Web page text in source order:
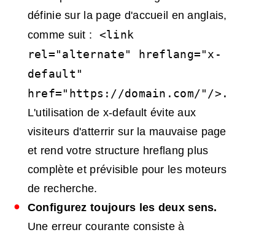
définie sur la page d'accueil en anglais,
comme suit : <link
rel="alternate" hreflang="x-
default"
href=" https://domain.com/" />.
L'utilisation de x-default évite aux
visiteurs d'atterrir sur la mauvaise page
et rend votre structure hreflang plus
complète et prévisible pour les moteurs
de recherche.
Configurez toujours les deux sens.
Une erreur courante consiste à